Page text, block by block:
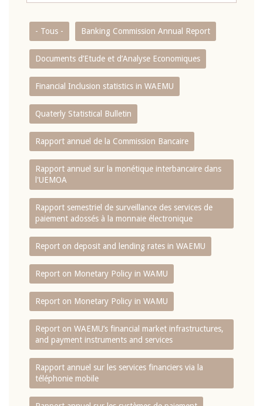
- Tous - Banking Commission Annual Report
Documents d’Etude et d’Analyse Economiques
Financial Inclusion statistics in WAEMU
Quaterly Statistical Bulletin
Rapport annuel de la Commission Bancaire
Rapport annuel sur la monétique interbancaire dans
l'UEMOA
Rapport semestriel de surveillance des services de
paiement adossés à la monnaie électronique
Report on deposit and lending rates in WAEMU
Report on Monetary Policy in WAMU
Report on Monetary Policy in WAMU
Report on WAEMU’s financial market infrastructures,
and payment instruments and services
Rapport annuel sur les services financiers via la
téléphonie mobile